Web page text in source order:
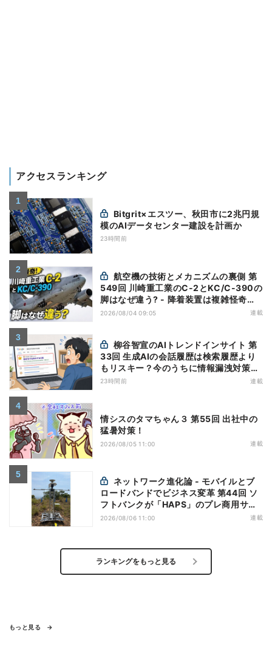
アクセスランキング
模のAIデータセンター建設を計画か
23時間前
549回 川崎重工業のC-2とKC/C-390の
脚はなぜ違う? - 降着装置は複雑怪奇
(5)|軍用輸送機(10)
2026/08/04 09:05 連載
33回 生成AIの会話履歴は検索履歴より
もリスキー？今のうちに情報漏洩対策を
万全にしておこう
23時間前 連載
情シスのタマちゃん３ 第55回 出社中の
猛暑対策！
2026/08/05 11:00 連載
ロードバンドでビジネス変革 第44回 ソ
フトバンクが「HAPS」のプレ商用サー
ビス開始を表明、本格的な商用展開のめ
2026/08/06 11:00 連載
ランキングをもっと見る
もっと見る